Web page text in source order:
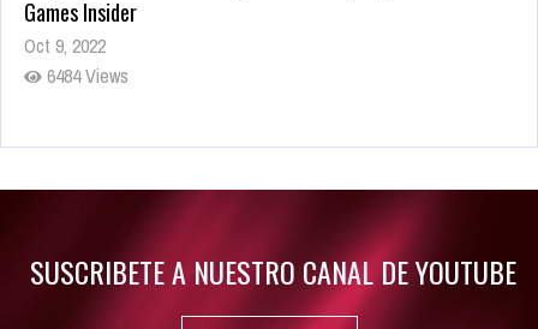
Games Insider
Oct 9, 2022
6484 Views
Rumor: Se filtran los primeros detalles de Resident Evil 9
SUSCRIBETE A NUESTRO CANAL DE YOUTUBE